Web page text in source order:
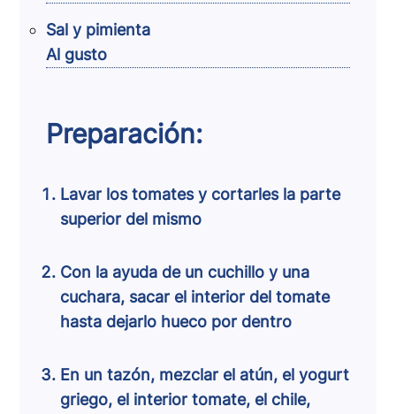
Sal y pimienta
Al gusto
Preparación:
Lavar los tomates y cortarles la parte
superior del mismo
Con la ayuda de un cuchillo y una
cuchara, sacar el interior del tomate
hasta dejarlo hueco por dentro
En un tazón, mezclar el atún, el yogurt
griego, el interior tomate, el chile,